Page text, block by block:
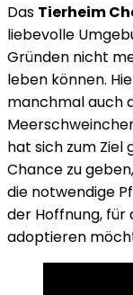
Das Tierheim
liebevolle
Gründen nicht
leben können.
manchmal auch
hat sich zum Ziel
Chance zu
die notwendige
der Hoffnung, für
adoptieren